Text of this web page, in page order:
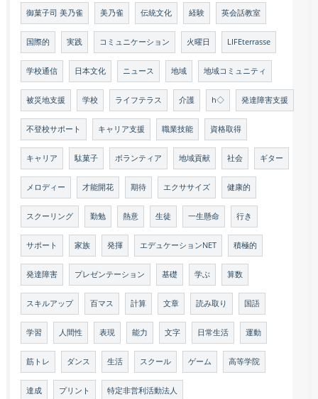
御菓子司 美乃雀 美乃雀 伝統文化 経験 英会話教室
国際的 実践 コミュニケーション 火曜日 LIFEterrasse
学校通信 日本文化 ニュース 地域 地域コミュニティ
被災地支援 学校 ライフテラス 介護 h◇ 発達障害支援
不登校サポート キャリア支援 職業技能 資格取得
キャリア 駄菓子 ボランティア 地域貢献 社会 ギター
メロディー 才能開花 期待 エクササイズ 健康的
スクーリング 勤勉 熱意 生徒 一生懸命 行き
サポート 家族 発揮 エデュケーションNET 積極的
発達障害 プレゼンテーション 基礎 学ぶ 算数
スキルアップ 百マス 計算 文章 読み取り 国語
学習 人間性 表現 能力 文字 日常生活 運動
筋トレ ダンス 生活 スクール ゲーム 高等学院
達成 プリント 特定非営利活動法人